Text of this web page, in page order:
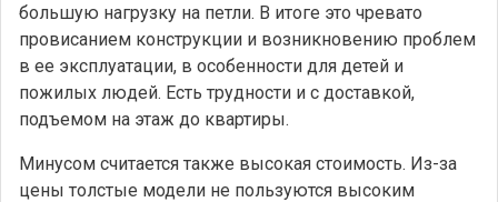
большую нагрузку на петли. В итоге это чревато
провисанием конструкции и возникновению проблем
в ее эксплуатации, в особенности для детей и
пожилых людей. Есть трудности и с доставкой,
подъемом на этаж до квартиры.
Минусом считается также высокая стоимость. Из-за
цены толстые модели не пользуются высоким